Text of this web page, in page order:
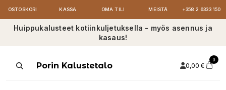
OSTOSKORI KASSA OMA TILI MEISTÄ +358 2 6333 150
Huippukalusteet kotiinkuljetuksella - myös asennus ja
kasaus!
ProductsPorin Kalustetalo 0,00 €
0